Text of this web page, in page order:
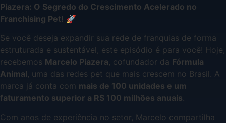
Piazera: O Segredo do Crescimento Acelerado no
Franchising Pet! 🚀
Se você deseja expandir sua rede de franquias de forma
estruturada e sustentável, este episódio é para você! Hoje,
recebemos Marcelo Piazera, cofundador da Fórmula
Animal, uma das redes pet que mais crescem no Brasil. A
marca já conta com mais de 100 unidades e um
faturamento superior a R$ 100 milhões anuais.
Com anos de experiência no setor, Marcelo compartilha